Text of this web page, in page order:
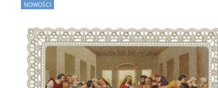
NOWOŚCI